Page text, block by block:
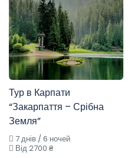
Тур в Карпати
“Закарпаття – Срібна
Земля”
7 днів / 6 ночей
Від 2700 ₴